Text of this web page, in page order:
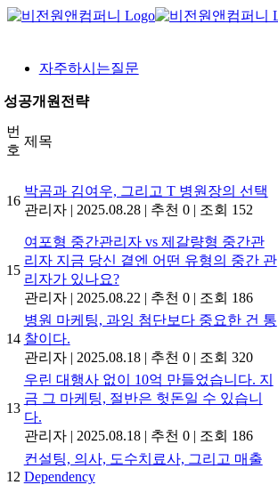
Skip
자주하시는질문
성공개원전략
번
호
제목
16
박곰과 김여우, 그리고 T 병원장의 선택
관리자 | 2025.08.28 | 추천 0 | 조회 152
15
여포형 중간관리자 vs 제갈량형 중간관
리자 지금 당신 곁엔 어떤 유형의 중간 관
리자가 있나요?
관리자 | 2025.08.22 | 추천 0 | 조회 186
14
병원 마케팅, 과잉 첨단보다 중요한 건 통
찰이다.
관리자 | 2025.08.18 | 추천 0 | 조회 320
13
우린 대행사 없이 10억 만들었습니다. 지
금 그 마케팅, 절반은 헛돈일 수 있습니
다.
관리자 | 2025.08.18 | 추천 0 | 조회 186
12
컨설팅, 의사, 도수치료사, 그리고 매출
Dependency